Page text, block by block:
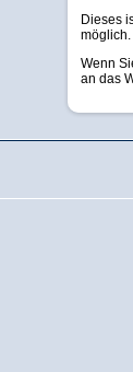
Dieses
möglich.
Wenn
an das